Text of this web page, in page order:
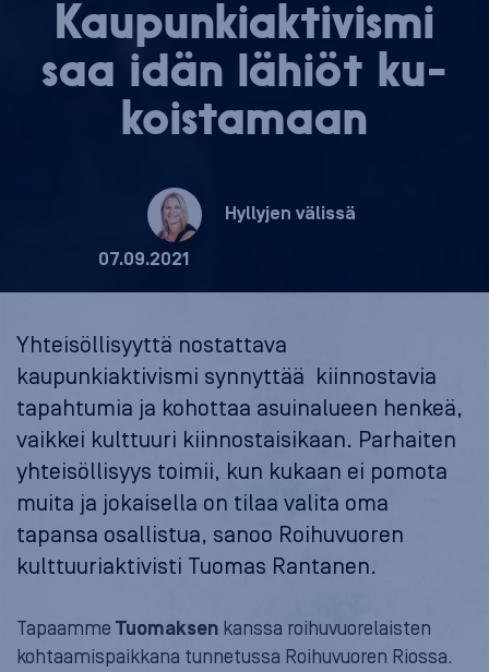
Kau­pun­kiak­ti­vis­mi
saa idän lähiöt ku­
kois­ta­maan
Hyllyjen välissä
07.09.2021
Yhteisöllisyyttä nostattava
kaupunkiaktivismi synnyttää kiinnostavia
tapahtumia ja kohottaa asuinalueen henkeä,
vaikkei kulttuuri kiinnostaisikaan. Parhaiten
yhteisöllisyys toimii, kun kukaan ei pomota
muita ja jokaisella on tilaa valita oma
tapansa osallistua, sanoo Roihuvuoren
kulttuuriaktivisti Tuomas Rantanen.
Tapaamme Tuomaksen kanssa roihuvuorelaisten
kohtaamispaikkana tunnetussa Roihuvuoren Riossa.